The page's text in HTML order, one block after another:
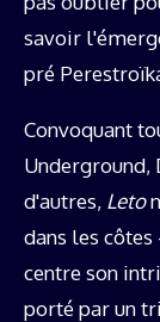
savoir
pré
Convoquant
Underground,
d'autres, Leto
dans les
centre son
porté par un